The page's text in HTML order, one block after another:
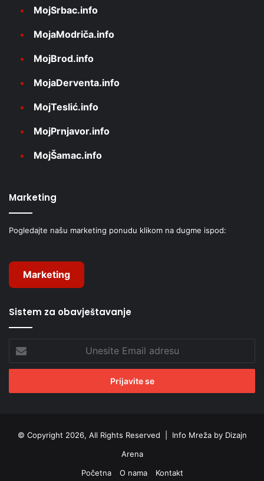
MojSrbac.info
MojaModriča.info
MojBrod.info
MojaDerventa.info
MojTeslić.info
MojPrnjavor.info
MojŠamac.info
Marketing
Pogledajte našu marketing ponudu klikom na dugme ispod:
Marketing
Sistem za obavještavanje
Email
adresu
© Copyright 2026, All Rights Reserved | Info Mreža by Dizajn
Arena
Početna
O nama Kontakt